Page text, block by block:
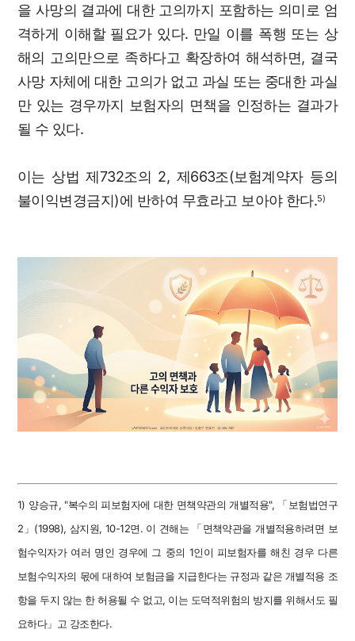
을 사망의 결과에 대한 고의까지 포함하는 의미로 엄
격하게 이해할 필요가 있다. 만일 이를 폭행 또는 상
해의 고의만으로 족하다고 확장하여 해석하면, 결국
사망 자체에 대한 고의가 없고 과실 또는 중대한 과실
만 있는 경우까지 보험자의 면책을 인정하는 결과가
될 수 있다.
이는 상법 제732조의 2, 제663조(보험계약자 등의
불이익변경금지)에 반하여 무효라고 보아야 한다.5)
1) 양승규, "복수의 피보험자에 대한 면책약관의 개별적용", 「보험법연구
2」(1998), 삼지원, 10-12면. 이 견해는 「면책약관을 개별적용하려면 보
험수익자가 여러 명인 경우에 그 중의 1인이 피보험자를 해친 경우 다른
보험수익자의 몫에 대하여 보험금을 지급한다는 규정과 같은 개별적용 조
항을 두지 않는 한 허용될 수 없고, 이는 도덕적위험의 방지를 위해서도 필
요하다」고 강조한다.